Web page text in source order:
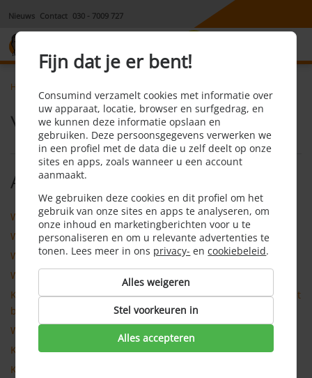
Nieuws Contact 030 - 7009 727
Home
Veel gestelde vragen
Algemeen
Wat is een reisverzekering?
Welke soorten reisverzekeringen zijn er?
Wat is een aflopende reisververzekering?
Wat is een doorlopende reisverzekering?
Kan ik ook een reisverzekering afsluiten voor mijn stage in het
buitenland of voor een werkvakantie?
Wat is een annuleringsverzekering?
Kan ik een annuleringsverzekering doorlopend afsluiten?
Kan ik een annuleringsverzekering afsluiten die afloopt als
Fijn dat je er bent!
Consumind verzamelt cookies met informatie over
uw apparaat, locatie, browser en surfgedrag, en
we kunnen deze informatie opslaan en
gebruiken. Deze persoonsgegevens verwerken we
in een profiel met de data die u zelf deelt op onze
sites en apps, zoals wanneer u een account
aanmaakt.
We gebruiken deze cookies en dit profiel om het
gebruik van onze sites en apps te analyseren, om
onze inhoud en marketingberichten voor u te
personaliseren en om u relevante advertenties te
tonen. Lees meer in ons privacy- encookiebeleid.
Alles weigeren
Stel voorkeuren in
Alles accepteren